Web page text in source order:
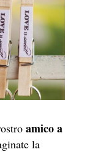
amico a
la